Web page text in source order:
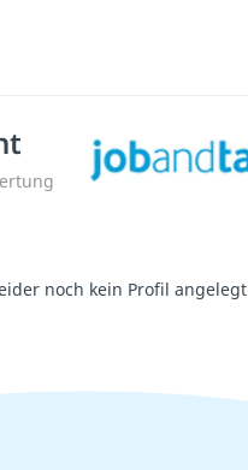
noch kein Profil angelegt